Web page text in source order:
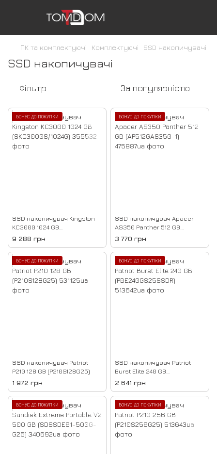
ПК та комплектуючі Комплектуючі SSD накопичувачі
SSD накопичувачі
Фільтр За популярністю
БОНУС ДО ПОКУПКИ
SSD накопичувач Kingston
KC3000 1024 GB
(SKC3000S/1024G)
9 288 грн
БОНУС ДО ПОКУПКИ
SSD накопичувач Apacer
AS350 Panther 512 GB
(AP512GAS350-1)
3 770 грн
БОНУС ДО ПОКУПКИ
SSD накопичувач Patriot
P210 128 GB (P210S128G25)
1 972 грн
БОНУС ДО ПОКУПКИ
SSD накопичувач Patriot
Burst Elite 240 GB
(PBE240GS25SSDR)
2 641 грн
БОНУС ДО ПОКУПКИ БОНУС ДО ПОКУПКИ